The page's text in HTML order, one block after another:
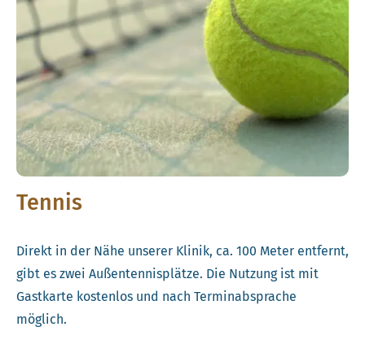
Tennis
Direkt in der Nähe unserer Klinik, ca. 100 Meter entfernt,
gibt es zwei Außentennisplätze. Die Nutzung ist mit
Gastkarte kostenlos und nach Terminabsprache
möglich.